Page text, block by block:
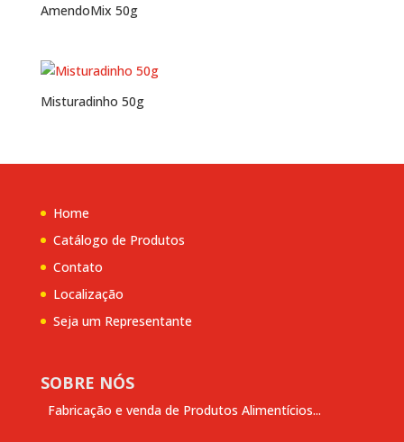
AmendoMix 50g
Misturadinho 50g
Home
Catálogo de Produtos
Contato
Localização
Seja um Representante
SOBRE NÓS
Fabricação e venda de Produtos Alimentícios...